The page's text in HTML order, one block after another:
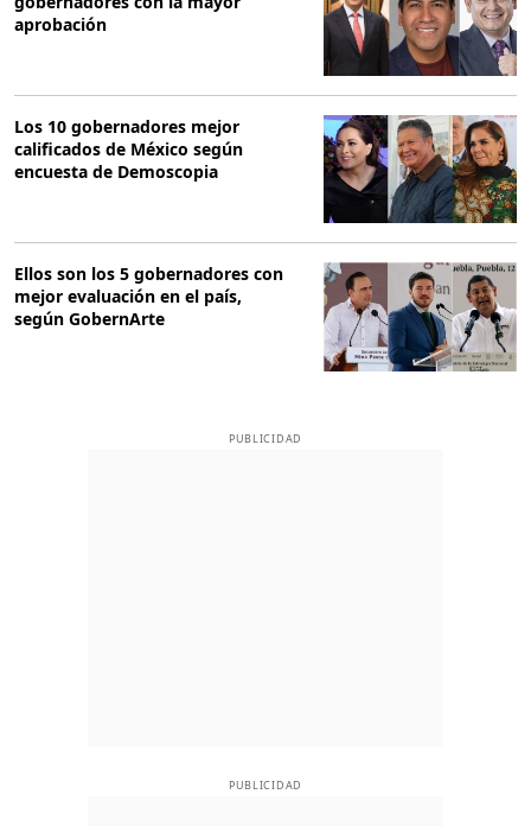
aprobación
Los 10 gobernadores mejor
calificados de México según
encuesta de Demoscopia
Ellos son los 5 gobernadores con
mejor evaluación en el país,
según GobernArte
PUBLICIDAD
PUBLICIDAD